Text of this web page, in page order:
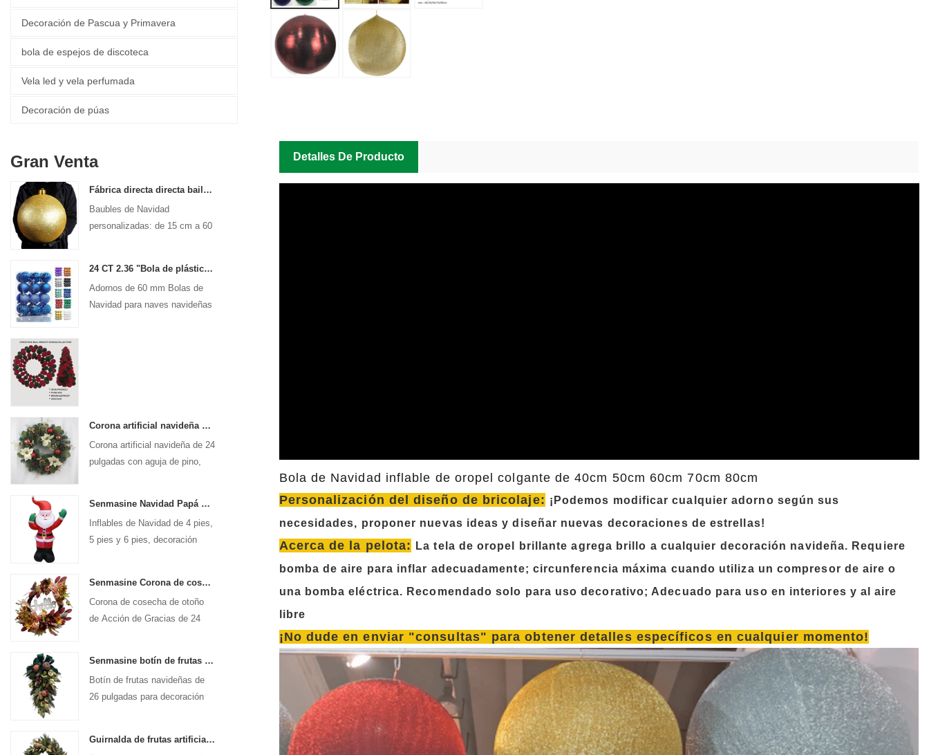
Decoración de Pascua y Primavera
bola de espejos de discoteca
Vela led y vela perfumada
Decoración de púas
Gran Venta
Fábrica directa directa baile de Navidad adornos grandes adornos 15 cm - 60 cm bolas de logotipo de Navidad
Baubles de Navidad
personalizadas: de 15 cm a 60
24 CT 2.36 "Bola de plástico navideña para decoraciones de adornos colgantes Bolas inyectables para la fiesta de vacaciones decorativas
Adornos de 60 mm Bolas de
Navidad para naves navideñas
Corona artificial navideña Senmasine de 24 pulgadas con aguja de pino, piña, flor de pascua, bola roja, rama de bayas doradas
Corona artificial navideña de 24
pulgadas con aguja de pino,
Senmasine Navidad Papá Noel inflable volar Navidad inflables decoración vacaciones invierno interior al aire libre
Inflables de Navidad de 4 pies,
5 pies y 6 pies, decoración
Senmasine Corona de cosecha de otoño de Acción de Gracias de 24 pulgadas con letrero de Hola, hojas de cosecha de otoño, lazo con patrón de calabaza y girasol
Corona de cosecha de otoño
de Acción de Gracias de 24
Senmasine botín de frutas navideñas de 26 pulgadas con lazos de cinta hojas de ramas artificiales de Pvc
Botín de frutas navideñas de
26 pulgadas para decoración
Guirnalda de frutas artificiales de Navidad Senmasine de 72 pulgadas para decoración colgante de chimenea y escaleras
Detalles De Producto
Bola de Navidad inflable de oropel colgante de 40cm 50cm 60cm 70cm 80cm
Personalización del diseño de bricolaje: ¡Podemos modificar cualquier adorno según sus
necesidades, proponer nuevas ideas y diseñar nuevas decoraciones de estrellas!
Acerca de la pelota:
La tela de oropel brillante agrega brillo a cualquier decoración navideña. Requiere
bomba de aire para inflar adecuadamente; circunferencia máxima cuando utiliza un compresor de aire o
una bomba eléctrica. Recomendado solo para uso decorativo; Adecuado para uso en interiores y al aire
libre
¡No dude en enviar "consultas" para obtener detalles específicos en cualquier momento!